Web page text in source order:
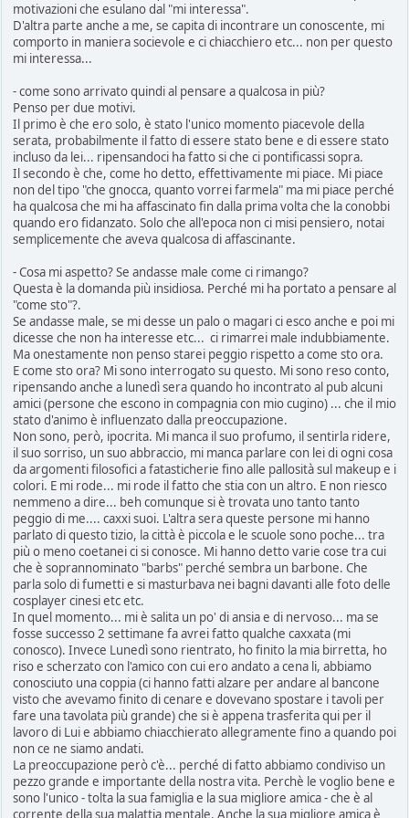
motivazioni che esulano dal "mi interessa".
D'altra parte anche a me, se capita di incontrare un conoscente, mi
comporto in maniera socievole e ci chiacchiero etc... non per questo
mi interessa...
- come sono arrivato quindi al pensare a qualcosa in più?
Penso per due motivi.
Il primo è che ero solo, è stato l'unico momento piacevole della
serata, probabilmente il fatto di essere stato bene e di essere stato
incluso da lei... ripensandoci ha fatto si che ci pontificassi sopra.
Il secondo è che, come ho detto, effettivamente mi piace. Mi piace
non del tipo "che gnocca, quanto vorrei farmela" ma mi piace perché
ha qualcosa che mi ha affascinato fin dalla prima volta che la conobbi
quando ero fidanzato. Solo che all'epoca non ci misi pensiero, notai
semplicemente che aveva qualcosa di affascinante.
- Cosa mi aspetto? Se andasse male come ci rimango?
Questa è la domanda più insidiosa. Perché mi ha portato a pensare al
"come sto"?.
Se andasse male, se mi desse un palo o magari ci esco anche e poi mi
dicesse che non ha interesse etc... ci rimarrei male indubbiamente.
Ma onestamente non penso starei peggio rispetto a come sto ora.
E come sto ora? Mi sono interrogato su questo. Mi sono reso conto,
ripensando anche a lunedì sera quando ho incontrato al pub alcuni
amici (persone che escono in compagnia con mio cugino) ... che il mio
stato d'animo è influenzato dalla preoccupazione.
Non sono, però, ipocrita. Mi manca il suo profumo, il sentirla ridere,
il suo sorriso, un suo abbraccio, mi manca parlare con lei di ogni cosa
da argomenti filosofici a fatasticherie fino alle pallosità sul makeup e i
colori. E mi rode... mi rode il fatto che stia con un altro. E non riesco
nemmeno a dire... beh comunque si è trovata uno tanto tanto
peggio di me.... caxxi suoi. L'altra sera queste persone mi hanno
parlato di questo tizio, la città è piccola e le scuole sono poche... tra
più o meno coetanei ci si conosce. Mi hanno detto varie cose tra cui
che è soprannominato "barbs" perché sembra un barbone. Che
parla solo di fumetti e si masturbava nei bagni davanti alle foto delle
cosplayer cinesi etc etc.
In quel momento... mi è salita un po' di ansia e di nervoso... ma se
fosse successo 2 settimane fa avrei fatto qualche caxxata (mi
conosco). Invece Lunedì sono rientrato, ho finito la mia birretta, ho
riso e scherzato con l'amico con cui ero andato a cena li, abbiamo
conosciuto una coppia (ci hanno fatti alzare per andare al bancone
visto che avevamo finito di cenare e dovevano spostare i tavoli per
fare una tavolata più grande) che si è appena trasferita qui per il
lavoro di Lui e abbiamo chiacchierato allegramente fino a quando poi
non ce ne siamo andati.
La preoccupazione però c'è... perché di fatto abbiamo condiviso un
pezzo grande e importante della nostra vita. Perchè le voglio bene e
sono l'unico - tolta la sua famiglia e la sua migliore amica - che è al
corrente della sua malattia mentale. Anche la sua migliore amica è